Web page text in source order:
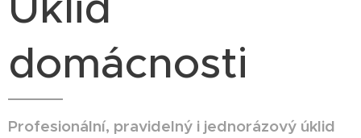
domácnosti
Profesionální, pravidelný i jednorázový úklid